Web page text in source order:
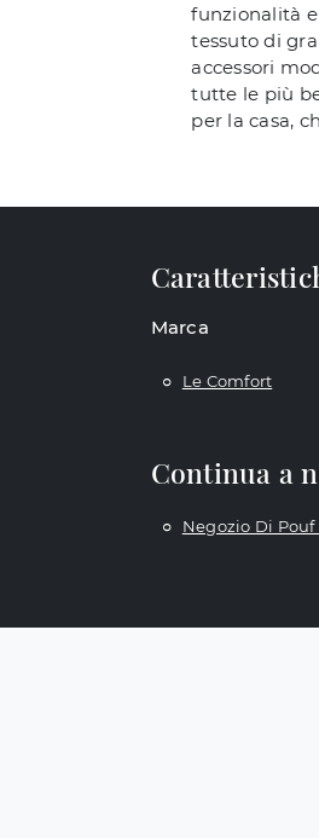
funzionalità
tessuto di
accessori
tutte le più
per la casa,
Marca
Le Comfort
Continua a
Negozio Di